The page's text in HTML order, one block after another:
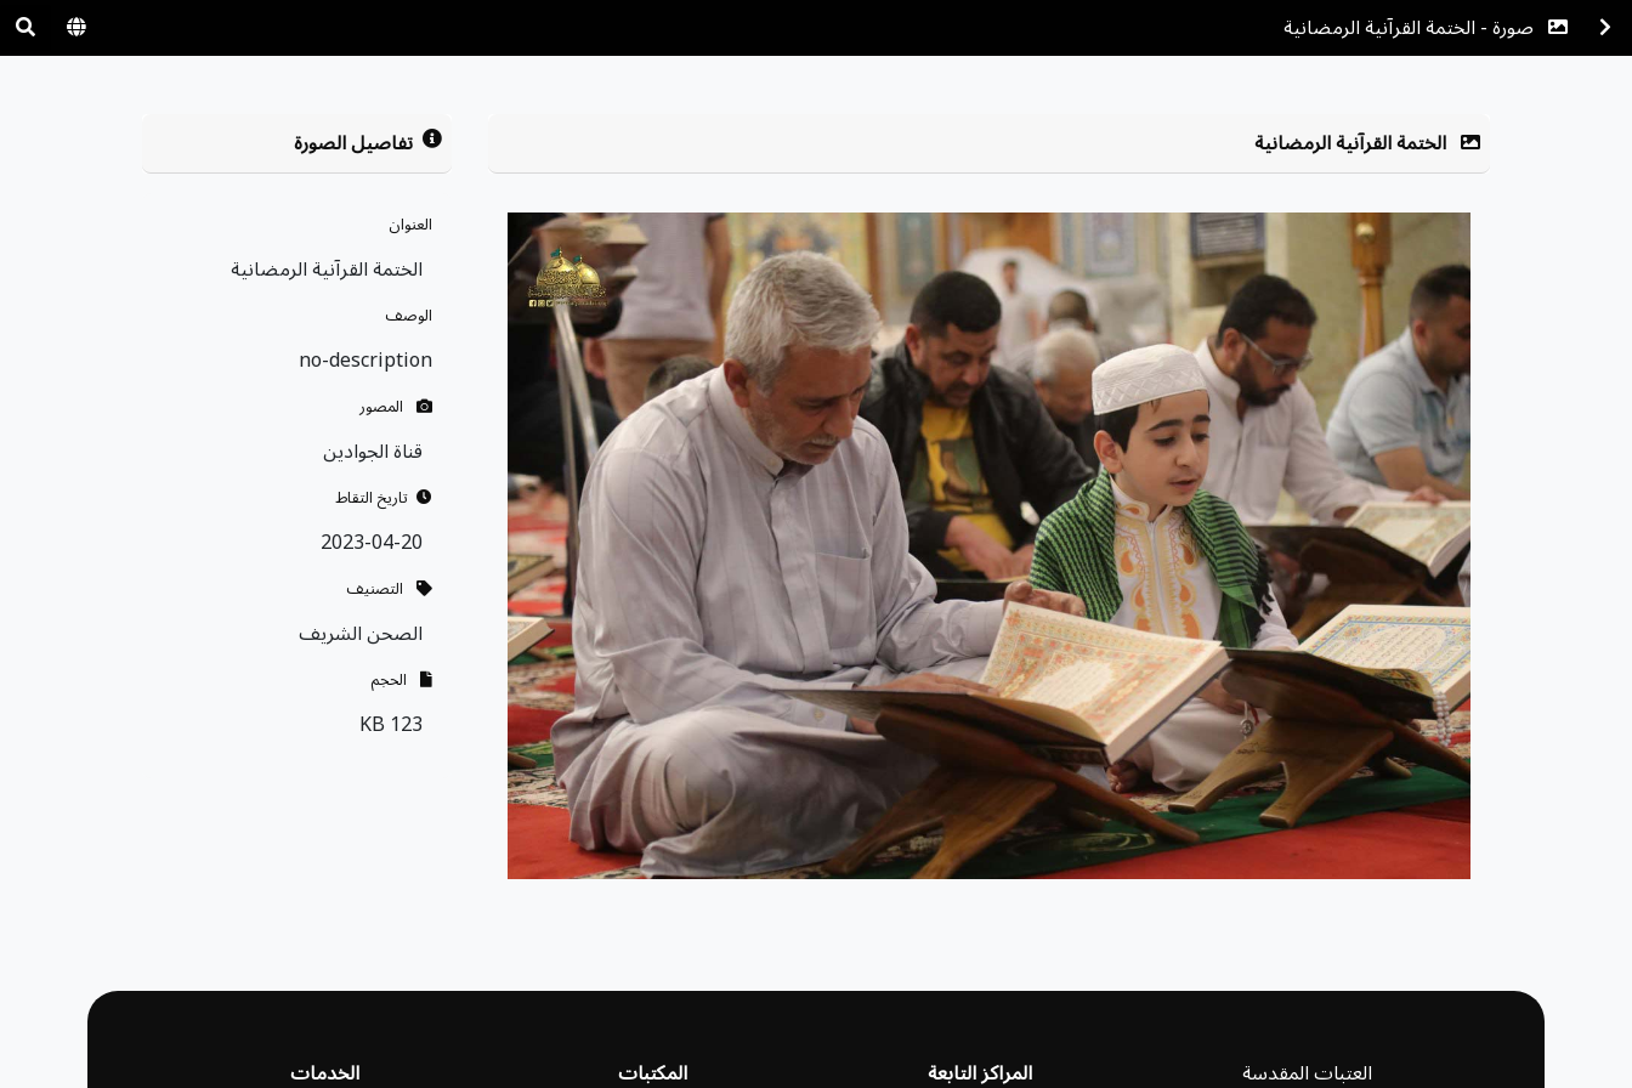
صورة - الختمة القرآنية الرمضانية
الختمة القرآنية الرمضانية تفاصيل الصورة
العنوان
الختمة القرآنية الرمضانية
الوصف
no-description
المصور
قناة الجوادين
تاريخ التقاط
2023-04-20
التصنيف
الصحن الشريف
الحجم
123 KB
العتبات المقدسة المراكز التابعة المكتبات الخدمات